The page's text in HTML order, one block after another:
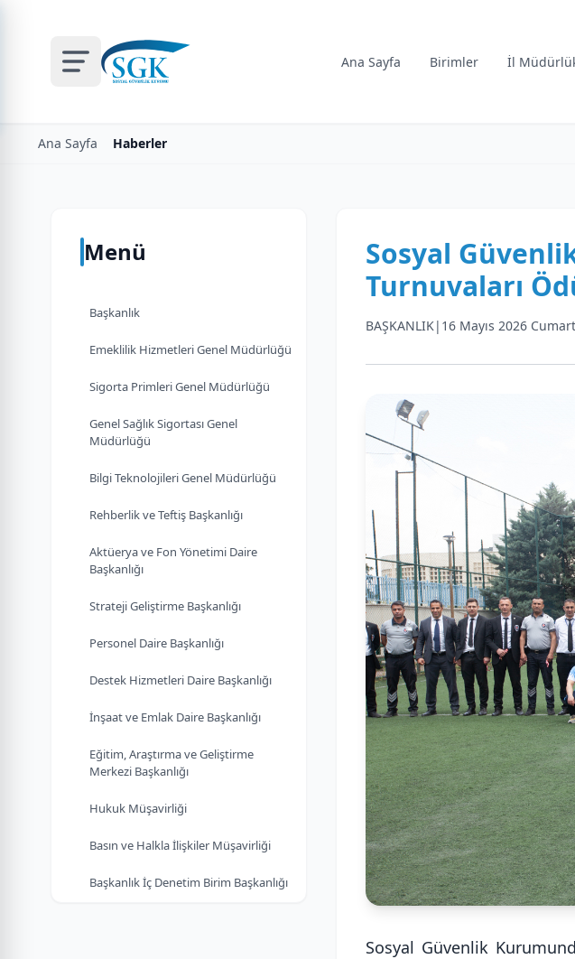
Ana Sayfa Birimler İl
Ana Sayfa Haberler
Menü
Başkanlık
Emeklilik Hizmetleri Genel Müdürlüğü
Sigorta Primleri Genel Müdürlüğü
Genel Sağlık Sigortası Genel
Müdürlüğü
Bilgi Teknolojileri Genel Müdürlüğü
Rehberlik ve Teftiş Başkanlığı
Aktüerya ve Fon Yönetimi Daire
Başkanlığı
Strateji Geliştirme Başkanlığı
Personel Daire Başkanlığı
Destek Hizmetleri Daire Başkanlığı
İnşaat ve Emlak Daire Başkanlığı
Eğitim, Araştırma ve Geliştirme
Merkezi Başkanlığı
Hukuk Müşavirliği
Basın ve Halkla İlişkiler Müşavirliği
Başkanlık İç Denetim Birim Başkanlığı
Sosyal
Turnuvaları
BAŞKANLIK| 16 Mayıs 2026
Sosyal Güvenlik